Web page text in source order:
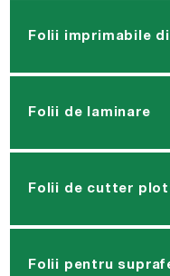
Folii imprimabile
Folii de laminare
Folii de cutter
Folii pentru